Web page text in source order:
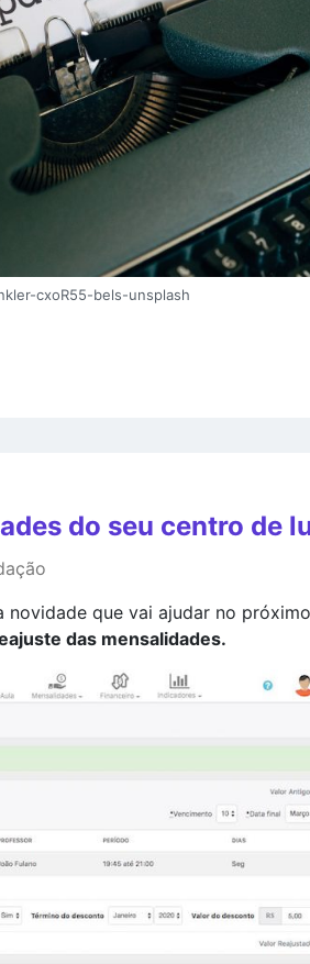
cxoR55-bels-unsplash
do seu centro de
novidade que vai ajudar no
das mensalidades.